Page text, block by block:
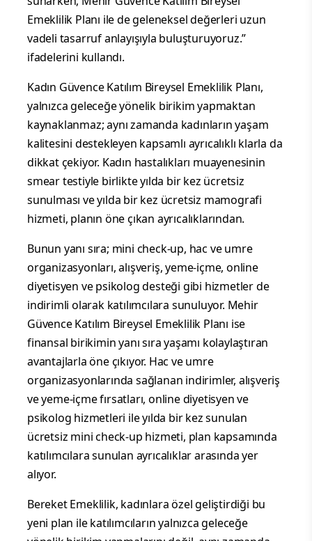
Emeklilik Planı ile de geleneksel değerleri uzun
vadeli tasarruf anlayışıyla buluşturuyoruz.”
ifadelerini kullandı.
Kadın Güvence Katılım Bireysel Emeklilik Planı,
yalnızca geleceğe yönelik birikim yapmaktan
kaynaklanmaz; aynı zamanda kadınların yaşam
kalitesini destekleyen kapsamlı ayrıcalıklı klarla da
dikkat çekiyor. Kadın hastalıkları muayenesinin
smear testiyle birlikte yılda bir kez ücretsiz
sunulması ve yılda bir kez ücretsiz mamografi
hizmeti, planın öne çıkan ayrıcalıklarından.
Bunun yanı sıra; mini check-up, hac ve umre
organizasyonları, alışveriş, yeme-içme, online
diyetisyen ve psikolog desteği gibi hizmetler de
indirimli olarak katılımcılara sunuluyor. Mehir
Güvence Katılım Bireysel Emeklilik Planı ise
finansal birikimin yanı sıra yaşamı kolaylaştıran
avantajlarla öne çıkıyor. Hac ve umre
organizasyonlarında sağlanan indirimler, alışveriş
ve yeme-içme fırsatları, online diyetisyen ve
psikolog hizmetleri ile yılda bir kez sunulan
ücretsiz mini check-up hizmeti, plan kapsamında
katılımcılara sunulan ayrıcalıklar arasında yer
alıyor.
Bereket Emeklilik, kadınlara özel geliştirdiği bu
yeni plan ile katılımcıların yalnızca geleceğe